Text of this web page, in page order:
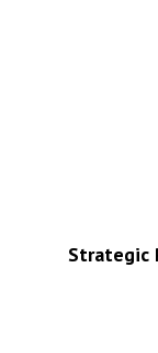
Strategic